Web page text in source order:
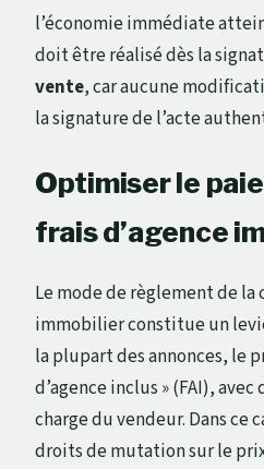
l’économie immédiate
doit être réalisé dès la
vente, car aucune
la signature de l’acte
Optimiser le
frais d’agence
Le mode de règlement de la
immobilier constitue un
la plupart des annonces, le
d’agence inclus » (FAI), avec
charge du vendeur. Dans ce
droits de mutation sur le